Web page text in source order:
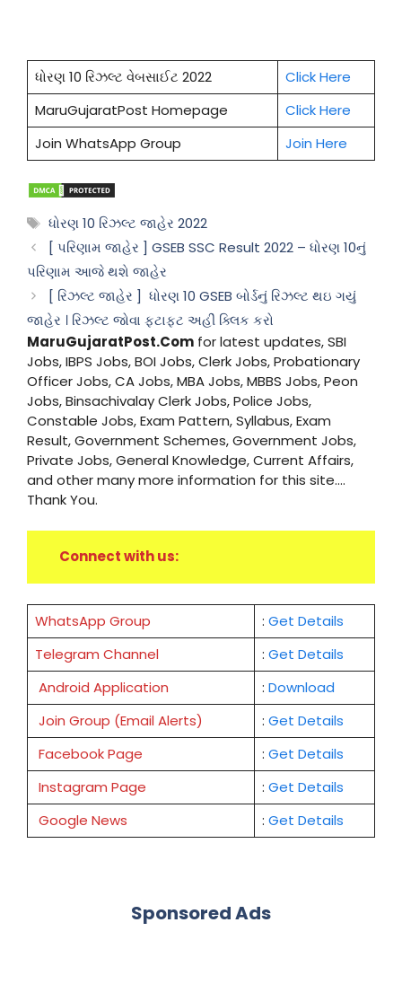
ધોરણ 10 રિઝલ્ટ વેબસાઈટ 2022
Click Here
MaruGujaratPost Homepage
Click Here
Join WhatsApp Group
Join Here
Tags
ધોરણ 10 રિઝલ્ટ જાહેર 2022
[ પરિણામ જાહેર ] GSEB SSC Result 2022 – ધોરણ 10નું
પરિણામ આજે થશે જાહેર
[ રિઝલ્ટ જાહેર ] ધોરણ 10 GSEB બોર્ડનું રિઝલ્ટ થઇ ગયું
જાહેર । રિઝલ્ટ જોવા ફટાફટ અહીં ક્લિક કરો
MaruGujaratPost.Com for latest updates, SBI
Jobs, IBPS Jobs, BOI Jobs, Clerk Jobs, Probationary
Officer Jobs, CA Jobs, MBA Jobs, MBBS Jobs, Peon
Jobs, Binsachivalay Clerk Jobs, Police Jobs,
Constable Jobs, Exam Pattern, Syllabus, Exam
Result, Government Schemes, Government Jobs,
Private Jobs, General Knowledge, Current Affairs,
and other many more information for this site....
Thank You.
Connect with us:
WhatsApp Group : Get Details
Telegram Channel
: Get Details
Android Application
: Download
Join Group (Email Alerts)
: Get Details
Facebook Page
: Get Details
Instagram Page
: Get Details
Google News
: Get Details
Sponsored Ads